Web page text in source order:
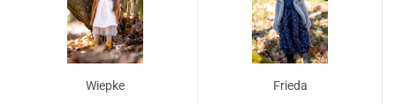
Wiepke Frieda